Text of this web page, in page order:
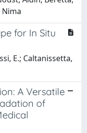
Nima
for In Situ
E.; Caltanissetta,
A Versatile
of